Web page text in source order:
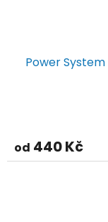
Power
od 440 Kč